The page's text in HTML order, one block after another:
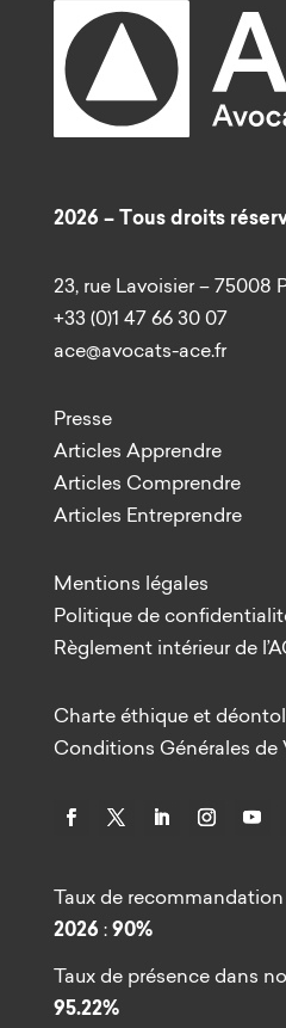
2026 – Tous droits
23, rue Lavoisier – 75008
+33 (0)1 47 66 30 07
ace@avocats-ace.fr
Presse
Articles Apprendre
Articles Comprendre
Articles Entreprendre
Mentions légales
Politique de
Règlement intérieur de
Charte éthique et
Conditions Générales de
Taux de
2026 :90%
Taux de présence dans
95.22%